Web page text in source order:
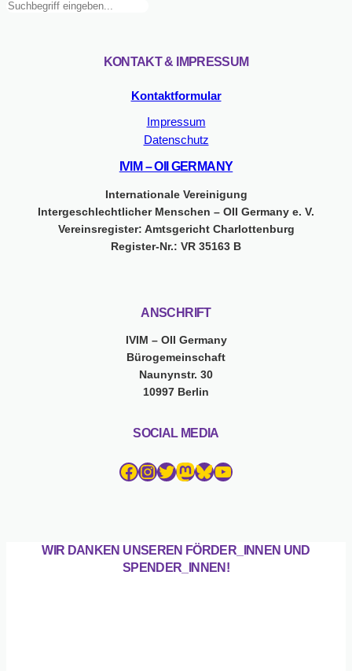
Suchen
KONTAKT & IMPRESSUM
Kontaktformular
Impressum
Datenschutz
IVIM – OII GERMANY
Internationale Vereinigung
Intergeschlechtlicher Menschen – OII Germany e. V.
Vereinsregister: Amtsgericht Charlottenburg
Register-Nr.: VR 35163 B
ANSCHRIFT
IVIM – OII Germany
Bürogemeinschaft
Naunynstr. 30
10997 Berlin
SOCIAL MEDIA
Facebook InstagramTwitter Mastodon Bluesky YouTube
WIR DANKEN UNSEREN FÖRDER_INNEN UND
SPENDER_INNEN!